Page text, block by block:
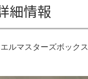
細情報
ルマスターズボックス